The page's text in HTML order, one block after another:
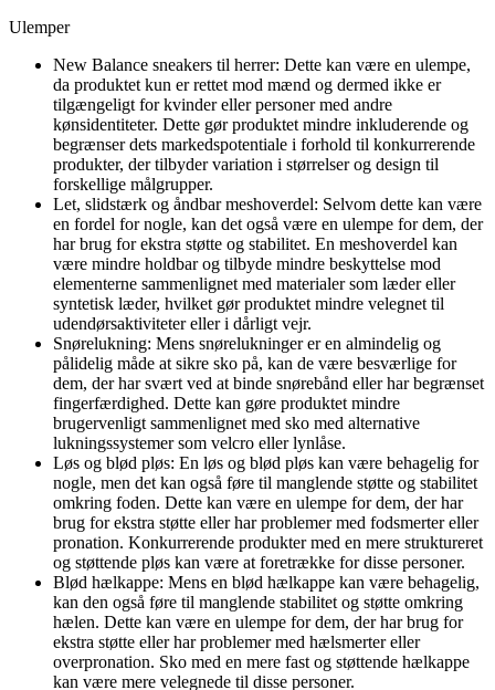
Ulemper
New Balance sneakers til herrer: Dette kan være en ulempe,
da produktet kun er rettet mod mænd og dermed ikke er
tilgængeligt for kvinder eller personer med andre
kønsidentiteter. Dette gør produktet mindre inkluderende og
begrænser dets markedspotentiale i forhold til konkurrerende
produkter, der tilbyder variation i størrelser og design til
forskellige målgrupper.
Let, slidstærk og åndbar meshoverdel: Selvom dette kan være
en fordel for nogle, kan det også være en ulempe for dem, der
har brug for ekstra støtte og stabilitet. En meshoverdel kan
være mindre holdbar og tilbyde mindre beskyttelse mod
elementerne sammenlignet med materialer som læder eller
syntetisk læder, hvilket gør produktet mindre velegnet til
udendørsaktiviteter eller i dårligt vejr.
Snørelukning: Mens snørelukninger er en almindelig og
pålidelig måde at sikre sko på, kan de være besværlige for
dem, der har svært ved at binde snørebånd eller har begrænset
fingerfærdighed. Dette kan gøre produktet mindre
brugervenligt sammenlignet med sko med alternative
lukningssystemer som velcro eller lynlåse.
Løs og blød pløs: En løs og blød pløs kan være behagelig for
nogle, men det kan også føre til manglende støtte og stabilitet
omkring foden. Dette kan være en ulempe for dem, der har
brug for ekstra støtte eller har problemer med fodsmerter eller
pronation. Konkurrerende produkter med en mere struktureret
og støttende pløs kan være at foretrække for disse personer.
Blød hælkappe: Mens en blød hælkappe kan være behagelig,
kan den også føre til manglende stabilitet og støtte omkring
hælen. Dette kan være en ulempe for dem, der har brug for
ekstra støtte eller har problemer med hælsmerter eller
overpronation. Sko med en mere fast og støttende hælkappe
kan være mere velegnede til disse personer.